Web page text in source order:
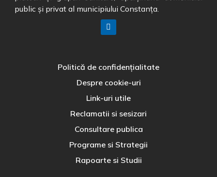
public și privat al municipiului Constanța.
Politică de confidențialitate
Despre cookie-uri
Link-uri utile
Reclamatii si sesizari
Consultare publica
Programe si Strategii
Rapoarte si Studii